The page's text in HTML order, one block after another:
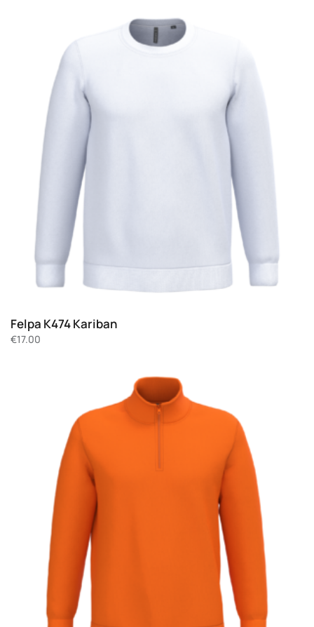
Felpa K474 Kariban
€17.00